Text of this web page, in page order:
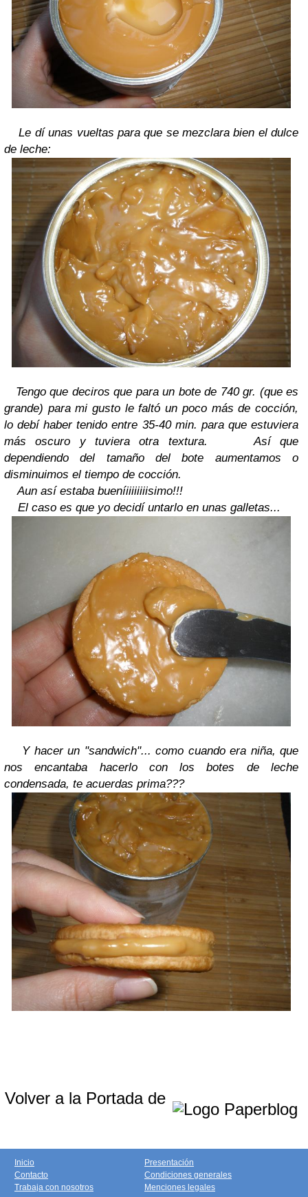
Le dí unas vueltas para que se mezclara bien el dulce
de leche:
Tengo que deciros que para un bote de 740 gr. (que es
grande) para mi gusto le faltó un poco más de cocción,
lo debí haber tenido entre 35-40 min. para que estuviera
más oscuro y tuviera otra textura.
Así que
dependiendo del tamaño del bote aumentamos o
disminuimos el tiempo de cocción.
Aun así estaba bueníiiiiiiiisimo!!!
El caso es que yo decidí untarlo en unas galletas...
Y hacer un "sandwich"... como cuando era niña, que
nos encantaba hacerlo con los botes de leche
condensada, te acuerdas prima???
Volver a la Portada de
Inicio
Contacto
Trabaja con nosotros
Presentación
Condiciones generales
Menciones legales